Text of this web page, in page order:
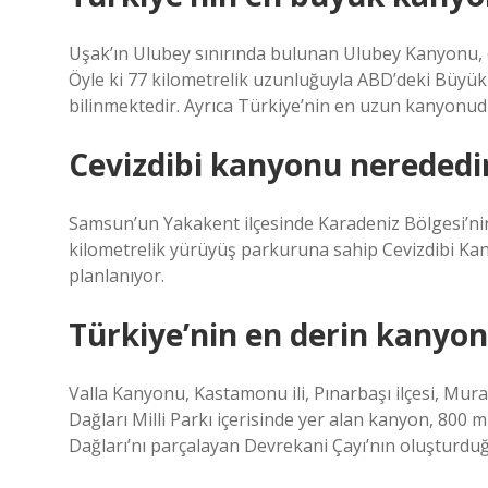
Uşak’ın Ulubey sınırında bulunan Ulubey
Öyle ki 77 kilometrelik uzunluğuyla ABD’deki
bilinmektedir. Ayrıca Türkiye’nin en uzun
Cevizdibi kanyonu
Samsun’un Yakakent ilçesinde Karadeniz
kilometrelik yürüyüş parkuruna sahip Cevizdibi
planlanıyor.
Türkiye’nin en derin
Valla Kanyonu, Kastamonu ili, Pınarbaşı ilçesi,
Dağları Milli Parkı içerisinde yer alan kanyon, 800
Dağları’nı parçalayan Devrekani Çayı’nın